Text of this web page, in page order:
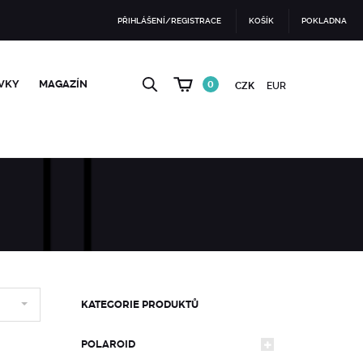
PŘIHLÁŠENÍ/REGISTRACE KOŠÍK POKLADNA
MAGAZÍN 0 CZK EUR
KATEGORIE PRODUKTŮ
POLAROID